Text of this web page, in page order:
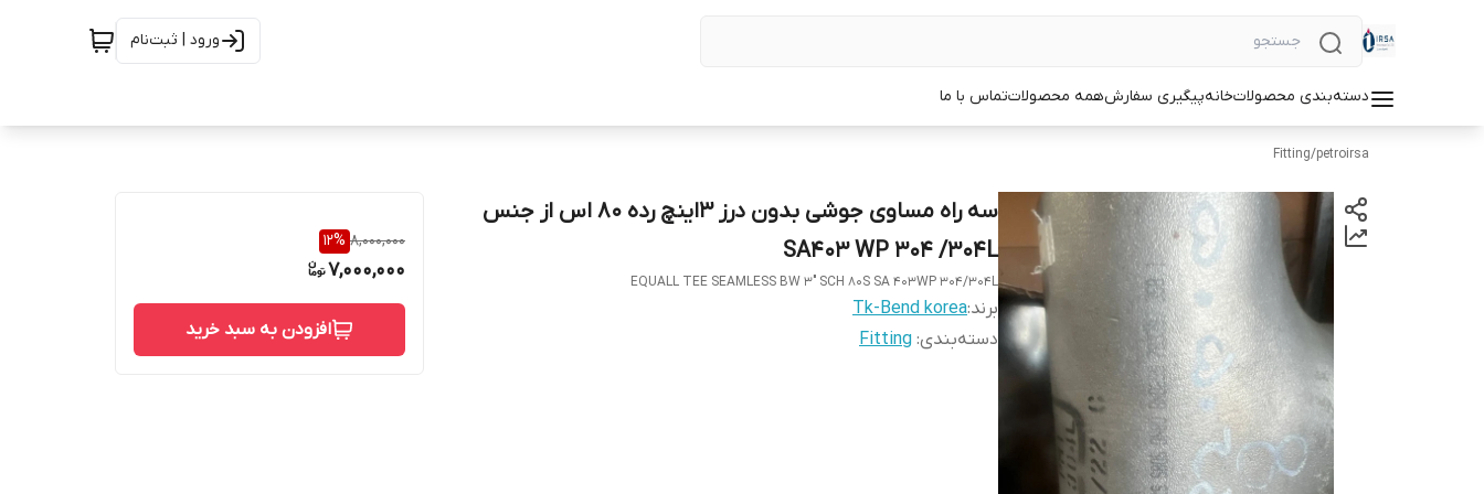
ورود | ثبت‌نام
دسته‌بندی محصولاتخانهپیگیری سفارشهمه محصولاتتماس با ما
petroirsa
/
Fitting
سه راه مساوی جوشی بدون درز 3اینچ رده 80 اس از جنس
SA403 WP 304 /304L
EQUALL TEE SEAMLESS BW 3" SCH 80S SA 403WP 304/304L
برند:Tk-Bend korea
دسته‌بندی:
Fitting
8,000,000
12%
7,000,000
افزودن به سبد خرید